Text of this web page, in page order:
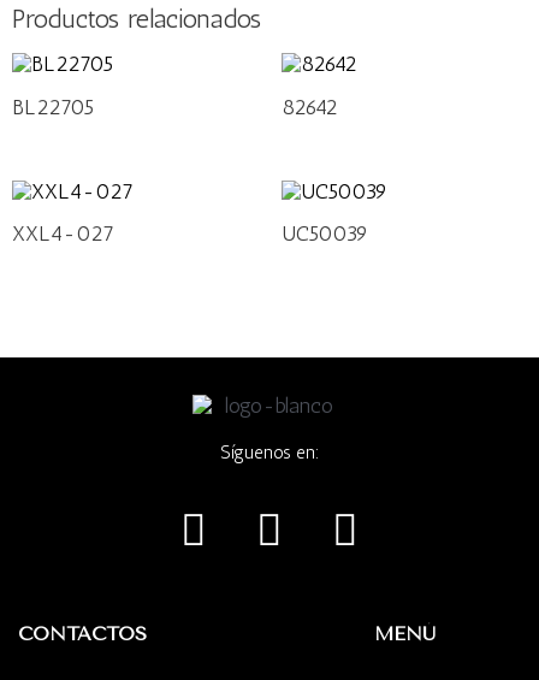
Productos relacionados
BL22705 82642
XXL4-027 UC50039
Síguenos en:
I
n
F
a
W
h
CONTACTOS MENÚ